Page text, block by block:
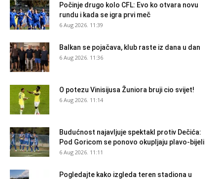
Počinje drugo kolo CFL: Evo ko otvara novu
rundu i kada se igra prvi meč
6 Aug 2026. 11:39
Balkan se pojačava, klub raste iz dana u dan
6 Aug 2026. 11:36
O potezu Vinisijusa Žuniora bruji cio svijet!
6 Aug 2026. 11:14
Budućnost najavljuje spektakl protiv Dečića:
Pod Goricom se ponovo okupljaju plavo-bijeli
6 Aug 2026. 11:11
Pogledajte kako izgleda teren stadiona u